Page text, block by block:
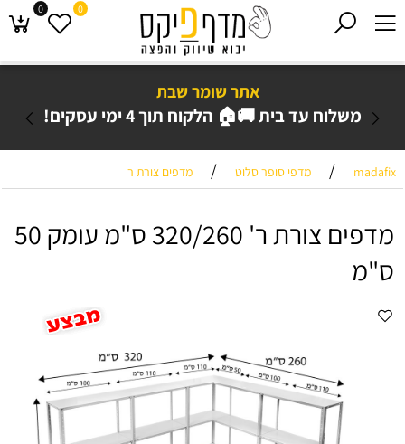
אתר שומר שבת
משלוח עד בית 🚚🏠 הלקוח תוך 4 ימי עסקים!
0 0
madafix
/ מדפי סופר סלוט / מדפים צורת ר
מדפים צורת ר' 320/260 ס"מ עומק 50
ס"מ